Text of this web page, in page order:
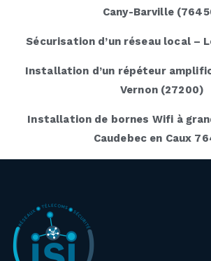
Cany-Barville
Sécurisation d’un réseau local –
Installation d’un répéteur
Vernon (27200)
Installation de bornes Wifi à
Caudebec en Caux